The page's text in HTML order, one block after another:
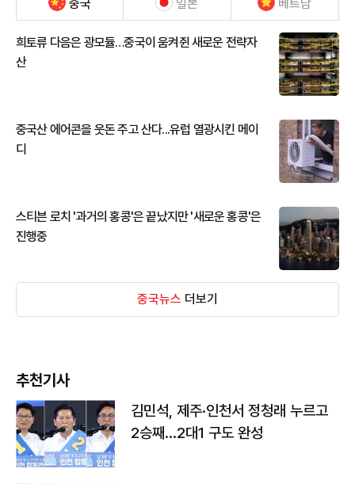
중국 일본 베트남
희토류 다음은 광모듈…중국이 움켜쥔 새로운 전략자
산
중국산 에어콘을 웃돈 주고 산다...유럽 열광시킨 메이
디
스티븐 로치 '과거의 홍콩'은 끝났지만 '새로운 홍콩'은
진행중
중국뉴스 더보기
추천기사
김민석, 제주·인천서 정청래 누르고
2승째…2대1 구도 완성